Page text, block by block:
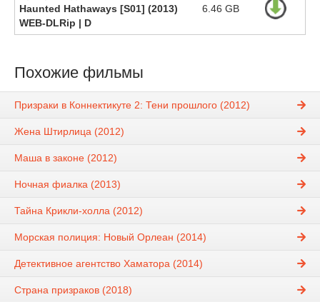
Haunted Hathaways [S01] (2013)
WEB-DLRip | D
6.46 GB
Похожие фильмы
Призраки в Коннектикуте 2: Тени прошлого (2012)
Жена Штирлица (2012)
Маша в законе (2012)
Ночная фиалка (2013)
Тайна Крикли-холла (2012)
Морская полиция: Новый Орлеан (2014)
Детективное агентство Хаматора (2014)
Страна призраков (2018)